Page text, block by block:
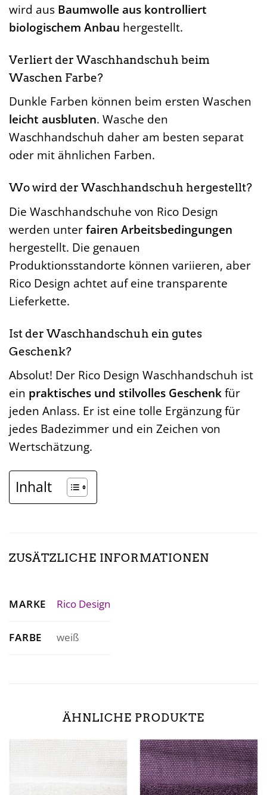
wird aus Baumwolle aus kontrolliert
biologischem Anbau hergestellt.
Verliert der Waschhandschuh beim
Waschen Farbe?
Dunkle Farben können beim ersten Waschen
leicht ausbluten. Wasche den
Waschhandschuh daher am besten separat
oder mit ähnlichen Farben.
Wo wird der Waschhandschuh hergestellt?
Die Waschhandschuhe von Rico Design
werden unterfairen Arbeitsbedingungen
hergestellt. Die genauen
Produktionsstandorte können variieren, aber
Rico Design achtet auf eine transparente
Lieferkette.
Ist der Waschhandschuh ein gutes
Geschenk?
Absolut! Der Rico Design Waschhandschuh ist
ein praktisches und stilvolles Geschenkfür
jeden Anlass. Er ist eine tolle Ergänzung für
jedes Badezimmer und ein Zeichen von
Wertschätzung.
Inhalt
ZUSÄTZLICHE INFORMATIONEN
MARKE Rico Design
FARBE weiß
ÄHNLICHE PRODUKTE